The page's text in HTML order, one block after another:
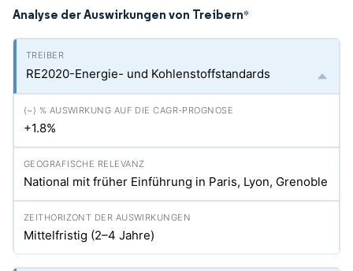
Analyse der Auswirkungen von Treibern*
RE2020-Energie- und Kohlenstoffstandards
+1.8%
National mit früher Einführung in Paris, Lyon, Grenoble
Mittelfristig (2–4 Jahre)